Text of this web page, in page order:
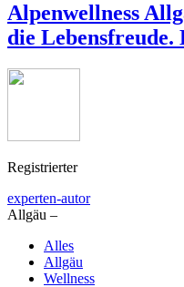
Alpenwellness
die Lebensfreude.
Registrierter
experten-autor
Allgäu –
Alles
Allgäu
Wellness